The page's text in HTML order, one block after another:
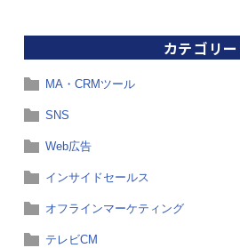
カテゴリー
MA・CRMツール
SNS
Web広告
インサイドセールス
オフラインマーケティング
テレビCM